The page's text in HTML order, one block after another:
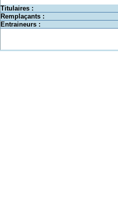
Titulaires :
Remplaçants :
Entraineurs :